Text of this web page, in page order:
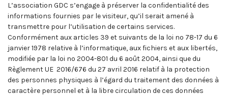
L’association GDC s’engage à préserver la confidentialité des
informations fournies par le visiteur, qu’il serait amené à
transmettre pour l’utilisation de certains services.
Conformément aux articles 39 et suivants de la loi no 78-17 du 6
janvier 1978 relative à l’informatique, aux fichiers et aux libertés,
modifiée par la loi no 2004-801 du 6 août 2004, ainsi que du
Règlement UE 2016/676 du 27 avril 2016 relatif à la protection
des personnes physiques à l’égard du traitement des données à
caractère personnel et à la libre circulation de ces données